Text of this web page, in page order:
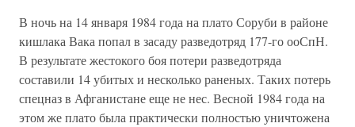
В ночь на 14 января 1984 года на плато Соруби в районе
кишлака Вака попал в засаду разведотряд 177-го ооСпН.
В результате жестокого боя потери разведотряда
составили 14 убитых и несколько раненых. Таких потерь
спецназ в Афганистане еще не нес. Весной 1984 года на
этом же плато была практически полностью уничтожена